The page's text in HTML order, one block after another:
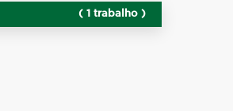
( 1 trabalho )